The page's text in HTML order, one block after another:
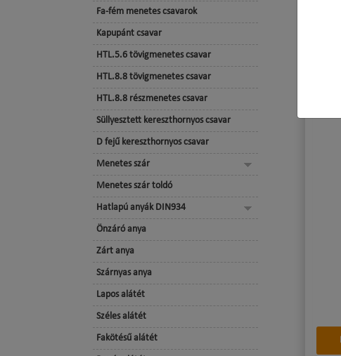
Fa-fém menetes csavarok
Kapupánt csavar
HTL.5.6 tövigmenetes csavar
HTL.8.8 tövigmenetes csavar
HTL.8.8 részmenetes csavar
Süllyesztett kereszthornyos csavar
D fejű kereszthornyos csavar
Menetes szár
Menetes szár toldó
Hatlapú anyák DIN934
Önzáró anya
Zárt anya
Szárnyas anya
Lapos alátét
Széles alátét
Fakötésű alátét